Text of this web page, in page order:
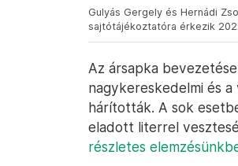
Gulyás Gergely és Hernádi
sajtótájékoztatóra érkezik
Az ársapka
nagykereskedelmi és
hárították. A sok
eladott literrel
részletes